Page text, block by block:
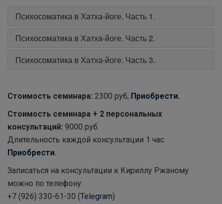
Психосоматика в Хатха-йоге. Часть 1.
Психосоматика в Хатха-йоге. Часть 2.
Психосоматика в Хатха-йоге. Часть 3.
Стоимость семинара: 2300 руб; Приобрести.
Стоимость семинара + 2 персональных
консультаций: 9000 руб.
Длительность каждой консультации 1 час.
Приобрести.
Записаться на консультации к Кириллу Ржаному
можно по телефону:
+7 (926) 330-61-30 (Telegram)